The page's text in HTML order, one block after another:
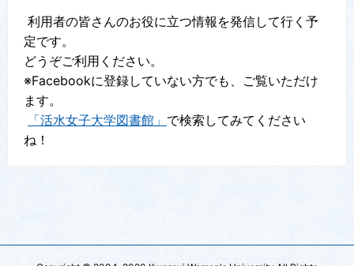
利用者の皆さんのお役に立つ情報を発信して行く予
定です。
どうぞご利用ください。
※Facebookに登録していない方でも、ご覧いただけ
ます。
「活水女子大学図書館」 で検索してみてください
ね！